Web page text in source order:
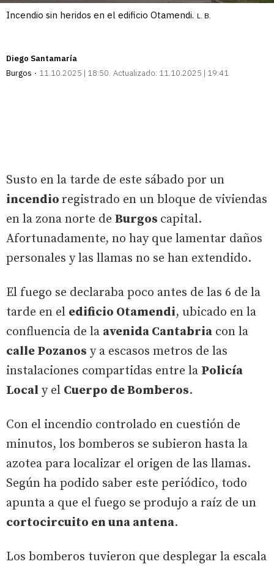
Incendio sin heridos en el edificio Otamendi. L. B.
Diego Santamaría
Burgos
11.10.2025 | 18:50 Actualizado: 11.10.2025 | 19:41
Susto en la tarde de este sábado por un
incendio registrado en un bloque de viviendas
en la zona norte de Burgos capital.
Afortunadamente, no hay que lamentar daños
personales y las llamas no se han extendido.
El fuego se declaraba poco antes de las 6 de la
tarde en el edificio Otamendi, ubicado en la
confluencia de la avenida Cantabria con la
calle Pozanos y a escasos metros de las
instalaciones compartidas entre la Policía
Local y el Cuerpo de Bomberos.
Con el incendio controlado en cuestión de
minutos, los bomberos se subieron hasta la
azotea para localizar el origen de las llamas.
Según ha podido saber este periódico, todo
apunta a que el fuego se produjo a raíz de un
cortocircuito en una antena.
Los bomberos tuvieron que desplegar la escala